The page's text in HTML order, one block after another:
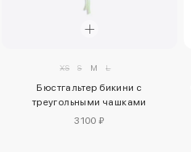
XS S M L
Бюстгальтер бикини с
треугольными чашками
3100 ₽